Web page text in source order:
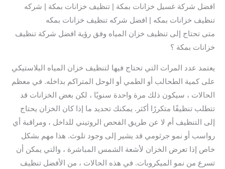
افضل شركة غسيل خزانات بمكة | تنظيف خزانات بمكة | شركه
تنظيف خزانات بمكه | افضل شركه تنظيف خزانات بمكه
متى تحتاج إلى تنظيف خزان المياه وفق رؤية افضل شركة تنظيف
خزانات بمكة ؟
يعتمد عدد المرات التي تحتاج فيها لتنظيف خزان المياه البلاستيكي
على كمية الطحالب أو الطمي أو الوحل المتراكم بداخله. في معظم
الحالات ، سيكون ذلك مرة واحدة سنويًا ، لكن بعض الخزانات قد
تتطلب تنظيفًا متكررًا أكثر. يمكنك تحديد ما إذا كان الخزان يحتاج
إلى التنظيف أم لا عن طريق الفحص الروتيني للداخل ، ومراقبة أي
رواسب أو نمو جرثومي قد يشير إلى وجود تلوث. هذا مهم بشكل
خاص إذا تعرض الخزان لأشعة الشمس المباشرة ، والتي يمكن أن
تسرع من نمو الميكروبات. في هذه الحالات ، من الأفضل تنظيف